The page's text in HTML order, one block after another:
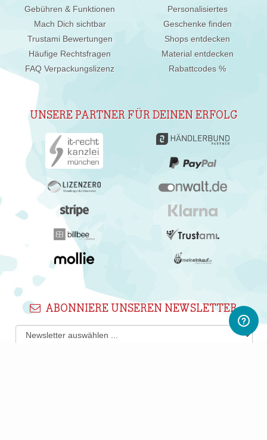
Gebühren & Funktionen
Mach Dich sichtbar
Trustami Bewertungen
Häufige Rechtsfragen
FAQ Verpackungslizenz
Personalisiertes
Geschenke finden
Shops entdecken
Material entdecken
Rabattcodes %
UNSERE PARTNER FÜR DEINEN ERFOLG
ABONNIERE UNSEREN NEWSLETTER